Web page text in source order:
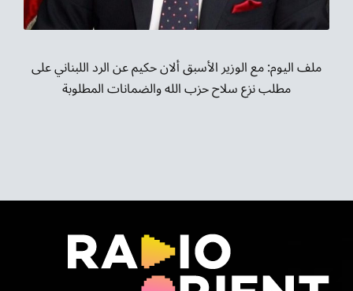
ملف اليوم: مع الوزير الأسبق ألان حكيم عن الرد اللبناني على
مطلب نزع سلاح حزب الله والضمانات المطلوبة